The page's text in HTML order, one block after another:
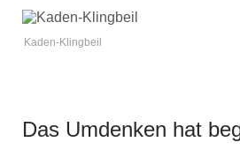
Kaden-Klingbeil
Das Umdenken hat